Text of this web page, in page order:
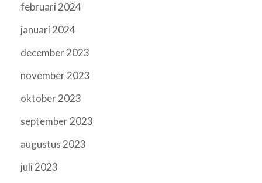
februari 2024
januari 2024
december 2023
november 2023
oktober 2023
september 2023
augustus 2023
juli 2023